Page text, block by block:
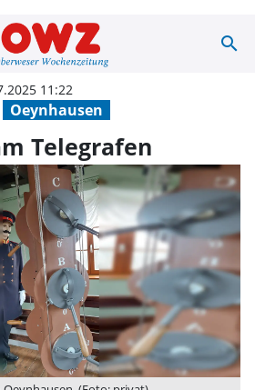
Abenteuer amsearch
Oeynhausen
11:22
Telegrafen